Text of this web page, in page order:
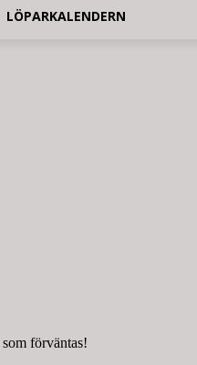
LÖPARKALENDERN
förväntas!